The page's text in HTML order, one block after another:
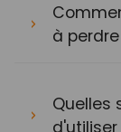
à
Quelles